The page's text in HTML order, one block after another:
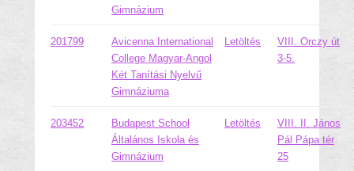
Gimnázium
201799
Avicenna International
College Magyar-Angol
Két Tanítási Nyelvű
Gimnáziuma
Letöltés
VIII. Orczy út
3-5.
203452
Budapest School
Általános Iskola és
Gimnázium
Letöltés
VIII. II. János
Pál Pápa tér
25